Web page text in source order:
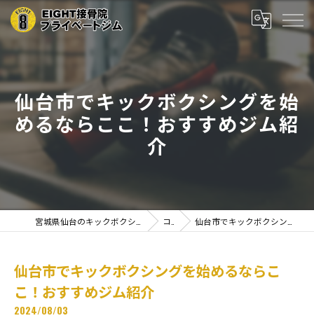
仙台市でキックボクシングを始
めるならここ！おすすめジム紹
介
コラム 仙台市でキックボクシングを始めるならここ！おすすめジム紹介
仙台市でキックボクシングを始めるならこ
こ！おすすめジム紹介
2024/08/03